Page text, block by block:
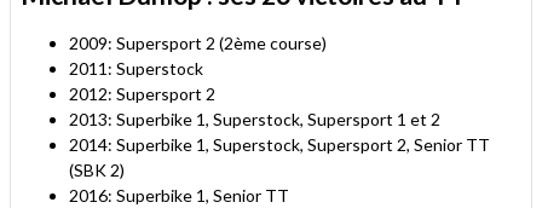
2009: Supersport 2 (2ème course)
2011: Superstock
2012: Supersport 2
2013: Superbike 1, Superstock, Supersport 1 et 2
2014: Superbike 1, Superstock, Supersport 2, Senior TT
(SBK 2)
2016: Superbike 1, Senior TT